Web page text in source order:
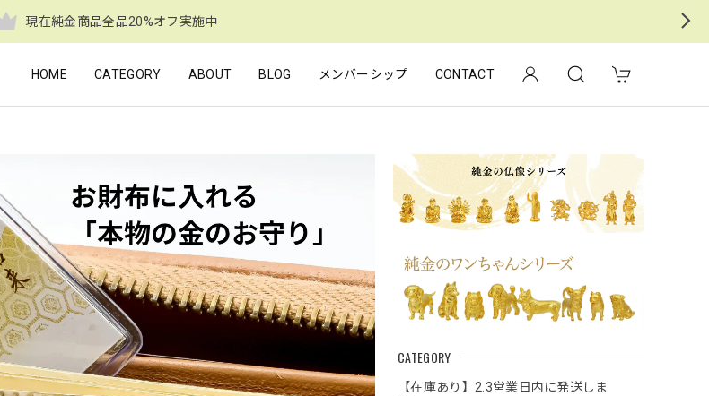
現在純金商品全品20%オフ実施中
HOME CATEGORY ABOUT BLOG メンバーシップ CONTACT
CATEGORY
【在庫あり】2.3営業日内に発送しま